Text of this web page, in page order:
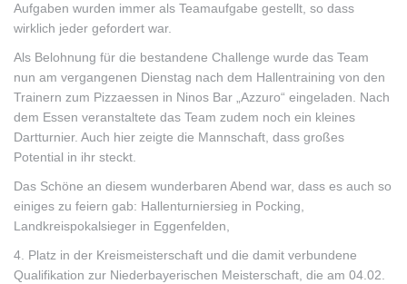
Aufgaben wurden immer als Teamaufgabe gestellt, so dass
wirklich jeder gefordert war.
Als Belohnung für die bestandene Challenge wurde das Team
nun am vergangenen Dienstag nach dem Hallentraining von den
Trainern zum Pizzaessen in Ninos Bar „Azzuro“ eingeladen. Nach
dem Essen veranstaltete das Team zudem noch ein kleines
Dartturnier. Auch hier zeigte die Mannschaft, dass großes
Potential in ihr steckt.
Das Schöne an diesem wunderbaren Abend war, dass es auch so
einiges zu feiern gab: Hallenturniersieg in Pocking,
Landkreispokalsieger in Eggenfelden,
4. Platz in der Kreismeisterschaft und die damit verbundene
Qualifikation zur Niederbayerischen Meisterschaft, die am 04.02.